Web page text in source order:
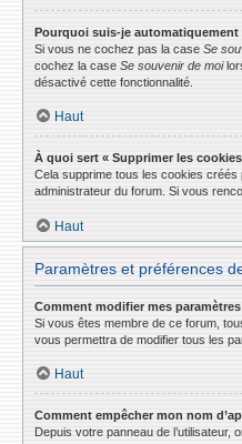
Pourquoi suis-je automatiquement
Si vous ne cochez pas la case Se
cochez la case Se souvenir de moi
désactivé cette fonctionnalité.
Haut
À quoi sert « Supprimer les
Cela supprime tous les cookies créés
administrateur du forum. Si vous
Haut
Paramètres et préférences
Comment modifier mes paramètres
Si vous êtes membre de ce forum,
vous permettra de modifier tous les
Haut
Comment empêcher mon nom
Depuis votre panneau de l’utilisateur,